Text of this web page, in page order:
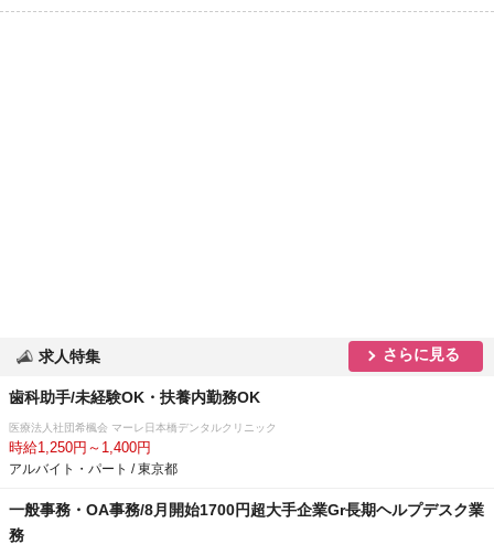
求人特集 さらに見る
歯科助手/未経験OK・扶養内勤務OK
医療法人社団希楓会 マーレ日本橋デンタルクリニック
時給1,250円～1,400円
アルバイト・パート / 東京都
一般事務・OA事務/8月開始1700円超大手企業Gr長期ヘルプデスク業
務